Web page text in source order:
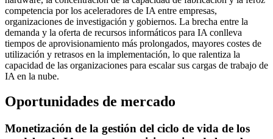
competencia por los aceleradores de IA entre empresas,
organizaciones de investigación y gobiernos. La brecha entre la
demanda y la oferta de recursos informáticos para IA conlleva
tiempos de aprovisionamiento más prolongados, mayores costes de
utilización y retrasos en la implementación, lo que ralentiza la
capacidad de las organizaciones para escalar sus cargas de trabajo de
IA en la nube.
Oportunidades de mercado
Monetización de la gestión del ciclo de vida de los